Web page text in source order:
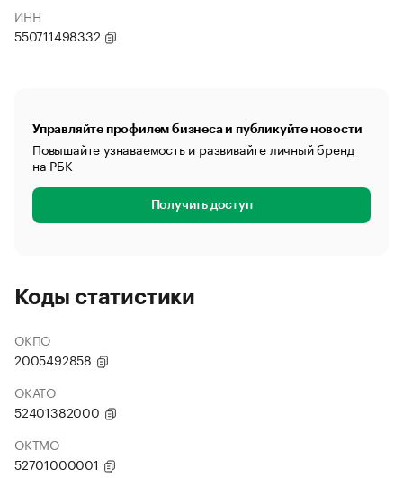
ИНН
550711498332
Управляйте профилем бизнеса и публикуйте новости
Повышайте узнаваемость и развивайте личный бренд
на РБК
Получить доступ
Коды статистики
ОКПО
2005492858
ОКАТО
52401382000
ОКТМО
52701000001